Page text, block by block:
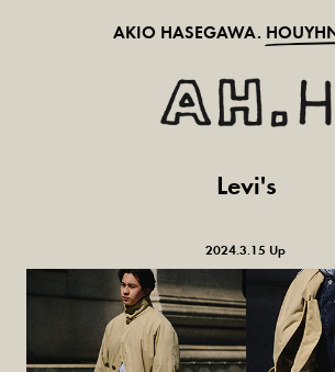
AKIO HASEGAWA.
Levi's
2024.3.15 Up